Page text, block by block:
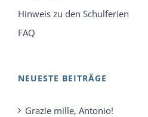
Hinweis zu den Schulferien
FAQ
NEUESTE BEITRÄGE
Grazie mille, Antonio!